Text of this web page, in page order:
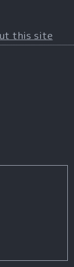
this site